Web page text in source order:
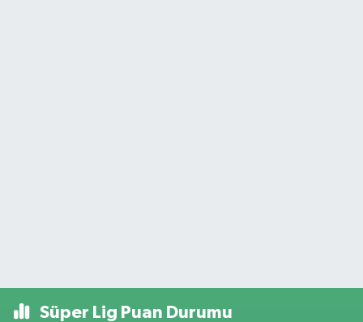
Süper Lig Puan Durumu